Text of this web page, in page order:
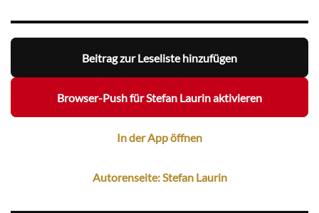
Beitrag zur Leseliste hinzufügen
Browser-Push für Stefan Laurin aktivieren
In der App öffnen
Autorenseite: Stefan Laurin